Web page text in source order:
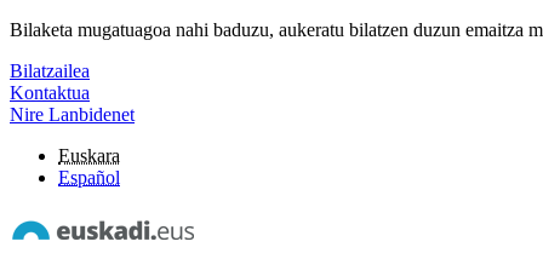
Bilaketa mugatuagoa nahi baduzu, aukeratu bilatzen duzun emaitza
Bilatzailea
Kontaktua
Nire Lanbidenet
Euskara
Español